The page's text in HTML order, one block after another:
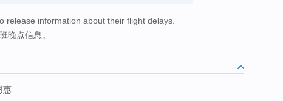
release information about their flight delays.
晚点信息。
惠